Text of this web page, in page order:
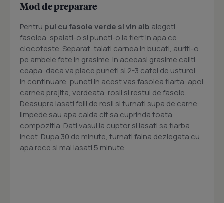
Mod de preparare
Pentru pui cu fasole verde si vin alb alegeti
fasolea, spalati-o si puneti-o la fiert in apa ce
clocoteste. Separat, taiati carnea in bucati, auriti-o
pe ambele fete in grasime. In aceeasi grasime caliti
ceapa, daca va place puneti si 2-3 catei de usturoi.
In continuare, puneti in acest vas fasolea fiarta, apoi
carnea prajita, verdeata, rosii si restul de fasole.
Deasupra lasati felii de rosii si turnati supa de carne
limpede sau apa calda cit sa cuprinda toata
compozitia. Dati vasul la cuptor si lasati sa fiarba
incet. Dupa 30 de minute, turnati faina dezlegata cu
apa rece si mai lasati 5 minute.